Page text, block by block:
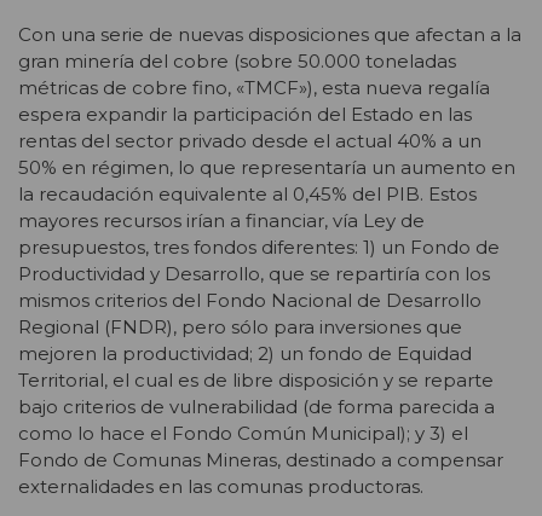
Con una serie de nuevas disposiciones que afectan a la
gran minería del cobre (sobre 50.000 toneladas
métricas de cobre fino, «TMCF»), esta nueva regalía
espera expandir la participación del Estado en las
rentas del sector privado desde el actual 40% a un
50% en régimen, lo que representaría un aumento en
la recaudación equivalente al 0,45% del PIB. Estos
mayores recursos irían a financiar, vía Ley de
presupuestos, tres fondos diferentes: 1) un Fondo de
Productividad y Desarrollo, que se repartiría con los
mismos criterios del Fondo Nacional de Desarrollo
Regional (FNDR), pero sólo para inversiones que
mejoren la productividad; 2) un fondo de Equidad
Territorial, el cual es de libre disposición y se reparte
bajo criterios de vulnerabilidad (de forma parecida a
como lo hace el Fondo Común Municipal); y 3) el
Fondo de Comunas Mineras, destinado a compensar
externalidades en las comunas productoras.